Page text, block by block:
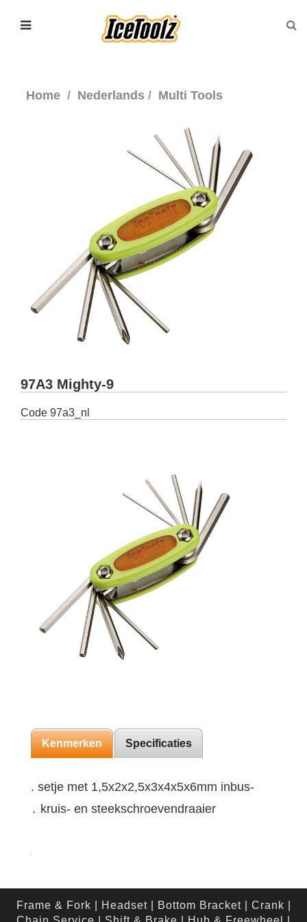
Home Nederlands Multi Tools
97A3 Mighty-9
Code 97a3_nl
Kenmerken Specificaties
. setje met 1,5x2x2,5x3x4x5x6mm inbus-
․ kruis- en steekschroevendraaier
Frame & Fork Headset| Bottom Bracket| Crank